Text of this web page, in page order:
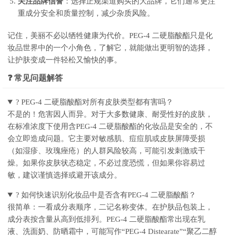
重成分安全和质量控制，减少杂质风险。
记住，美丽不必以牺牲健康为代价。PEG-4 二硬脂酸酯只是化
妆品世界中的一个小角色，了解它，就能做出更明智的选择，
让护肤变成一件轻松又愉快的事。
❓ 常见问题解答
? PEG-4 二硬脂酸酯对所有皮肤类型都有害吗？
不是的！危害因人而异。对于大多数健康、耐受性好的皮肤，
在标准浓度下使用含PEG-4 二硬脂酸酯的化妆品是安全的，不
会立即造成问题。它主要对敏感肌、痘痘肌或皮肤屏障受损
（如湿疹、玫瑰痤疮）的人群风险较高，可能引发刺激或干
燥。如果你皮肤状态稳定，不必过度恐慌，但如果你容易过
敏，建议谨慎选择或避开该成分。
? 如何快速识别化妆品中是否含有PEG-4 二硬脂酸酯？
很简单：一看成分表顺序，二记名称变体。在护肤品包装上，
成分表按含量从高到低排列。PEG-4 二硬脂酸酯常出现在乳
液、洗面奶、防晒霜中，可能写作“PEG-4 Distearate”“聚乙二醇